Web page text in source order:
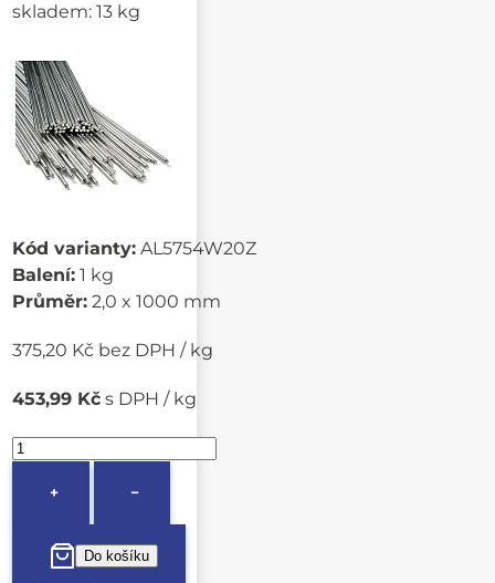
skladem: 13 kg
Kód varianty: AL5754W20Z
Balení: 1 kg
Průměr: 2,0 x 1000 mm
375,20 Kč bez DPH / kg
453,99 Kč s DPH / kg
+ −